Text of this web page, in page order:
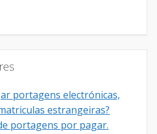
portagens electrónicas,
estrangeiras?
portagens por pagar.